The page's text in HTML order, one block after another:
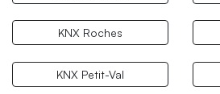
KNX Roches
KNX Petit-Val